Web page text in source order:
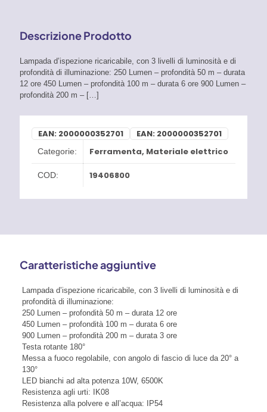
Descrizione Prodotto
Lampada d’ispezione ricaricabile, con 3 livelli di luminosità e di
profondità di illuminazione: 250 Lumen – profondità 50 m – durata
12 ore 450 Lumen – profondità 100 m – durata 6 ore 900 Lumen –
profondità 200 m –[…]
EAN: 2000000352701 EAN: 2000000352701
Categorie: Ferramenta, Materiale elettrico
COD: 19406800
Caratteristiche aggiuntive
Lampada d’ispezione ricaricabile, con 3 livelli di luminosità e di
profondità di illuminazione:
250 Lumen – profondità 50 m – durata 12 ore
450 Lumen – profondità 100 m – durata 6 ore
900 Lumen – profondità 200 m – durata 3 ore
Testa rotante 180°
Messa a fuoco regolabile, con angolo di fascio di luce da 20° a
130°
LED bianchi ad alta potenza 10W, 6500K
Resistenza agli urti: IK08
Resistenza alla polvere e all’acqua: IP54